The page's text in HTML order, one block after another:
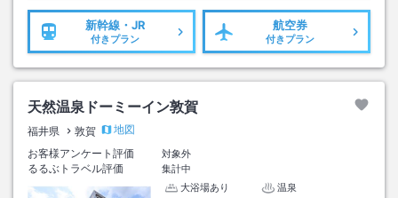
新幹線・JR
付きプラン
航空券
付きプラン
天然温泉ドーミーイン敦賀
福井県 敦賀
地図
お客様アンケート評価
対象外
るるぶトラベル評価
集計中
大浴場あり
温泉